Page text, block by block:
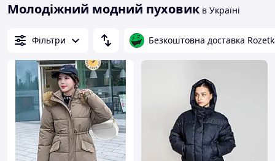
Молодіжний модний пуховик в Україні
Фільтри Безкоштовна доставка